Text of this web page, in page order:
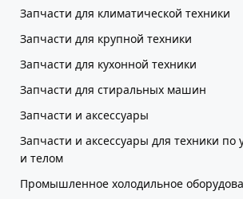
Запчасти для климатической техники
Запчасти для крупной техники
Запчасти для кухонной техники
Запчасти для стиральных машин
Запчасти и аксессуары
Запчасти и аксессуары для техники по
и телом
Промышленное холодильное